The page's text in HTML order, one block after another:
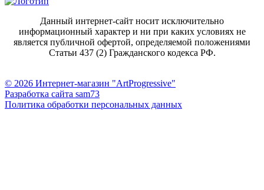
Данный интернет-сайт носит исключительно
информационный характер и ни при каких условиях не
является публичной офертой, определяемой положениями
Статьи 437 (2) Гражданского кодекса РФ.
© 2026 Интернет-магазин "ArtProgressive"
Разработка сайта sam73
Политика обработки персональных данных